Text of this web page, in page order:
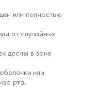
или полностью
от случайных
десны в зоне
или
рта.